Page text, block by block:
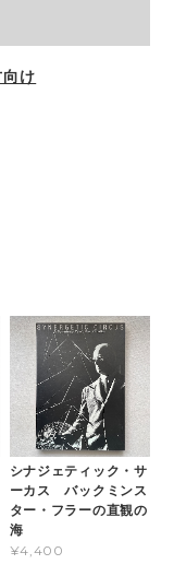
け
シナジェティック・サ
ーカス バックミンス
ター・フラーの直観の
海
¥4,400